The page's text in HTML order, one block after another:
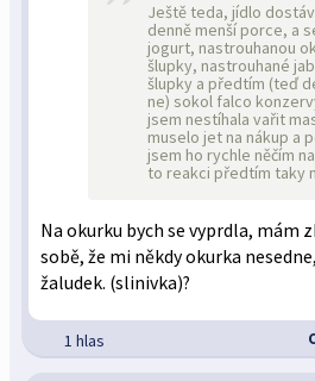
Ještě teda, jídlo
denně menší porce, a
jogurt, nastrouhanou
šlupky, nastrouhané
šlupky a předtím (teď
ne) sokol falco
jsem nestíhala vařit
muselo jet na nákup a
jsem ho rychle něčím
to reakci předtím taky
Na okurku bych se vyprdla, mám
sobě, že mi někdy okurka
žaludek. (slinivka)?
1 hlas